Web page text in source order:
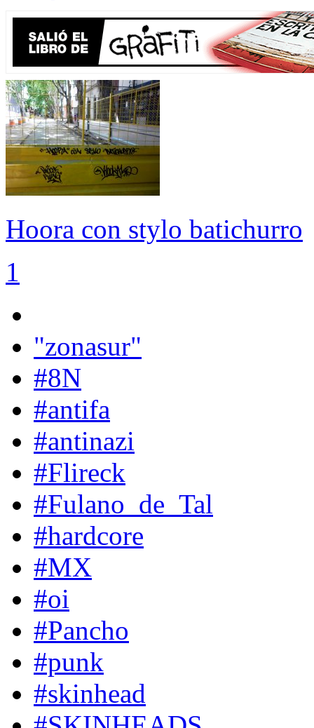
Hoora con stylo batichurro
1
"zonasur"
#8N
#antifa
#antinazi
#Flireck
#Fulano_de_Tal
#hardcore
#MX
#oi
#Pancho
#punk
#skinhead